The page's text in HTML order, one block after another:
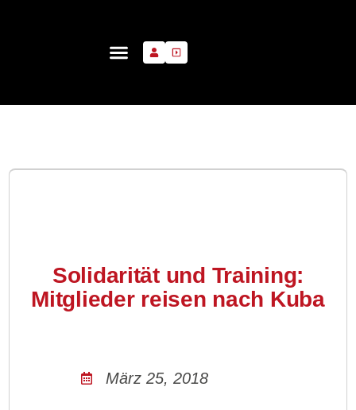
Solidarität und Training:
Mitglieder reisen nach Kuba
März 25, 2018